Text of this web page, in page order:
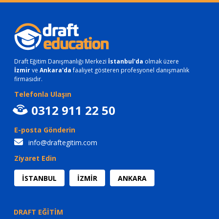
Draft Eğitim Danışmanlığı Merkezi İstanbul'da olmak üzere
İzmirve Ankara'dafaaliyet gösteren profesyonel danışmanlık
firmasıdır.
Telefonla Ulaşın
0312 911 22 50
E-posta Gönderin
info@draftegitim.com
Ziyaret Edin
İSTANBUL İZMİR ANKARA
DRAFT EĞİTİM